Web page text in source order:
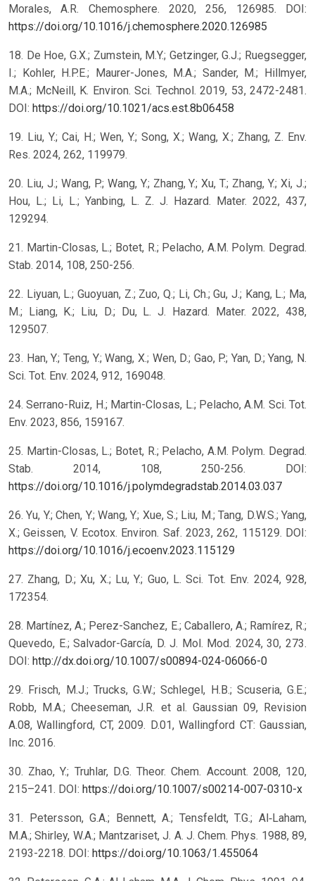
Morales, A.R. Chemosphere. 2020, 256, 126985. DOI:
https://doi.org/10.1016/j.chemosphere.2020.126985
18. De Hoe, G.X.; Zumstein, M.Y.; Getzinger, G.J.; Ruegsegger,
I.; Kohler, H.P.E.; Maurer-Jones, M.A.; Sander, M.; Hillmyer,
M.A.; McNeill, K. Environ. Sci. Technol. 2019, 53, 2472-2481.
DOI: https://doi.org/10.1021/acs.est.8b06458
19. Liu, Y.; Cai, H.; Wen, Y.; Song, X.; Wang, X.; Zhang, Z. Env.
Res. 2024, 262, 119979.
20. Liu, J.; Wang, P.; Wang, Y.; Zhang, Y.; Xu, T.; Zhang, Y.; Xi, J.;
Hou, L.; Li, L.; Yanbing, L. Z. J. Hazard. Mater. 2022, 437,
129294.
21. Martin-Closas, L.; Botet, R.; Pelacho, A.M. Polym. Degrad.
Stab. 2014, 108, 250-256.
22. Liyuan, L.; Guoyuan, Z.; Zuo, Q.; Li, Ch.; Gu, J.; Kang, L.; Ma,
M.; Liang, K.; Liu, D.; Du, L. J. Hazard. Mater. 2022, 438,
129507.
23. Han, Y.; Teng, Y.; Wang, X.; Wen, D.; Gao, P.; Yan, D.; Yang, N.
Sci. Tot. Env. 2024, 912, 169048.
24. Serrano-Ruiz, H.; Martin-Closas, L.; Pelacho, A.M. Sci. Tot.
Env. 2023, 856, 159167.
25. Martin-Closas, L.; Botet, R.; Pelacho, A.M. Polym. Degrad.
Stab. 2014, 108, 250-256. DOI:
https://doi.org/10.1016/j.polymdegradstab.2014.03.037
26. Yu, Y.; Chen, Y.; Wang, Y.; Xue, S.; Liu, M.; Tang, D.W.S.; Yang,
X.; Geissen, V. Ecotox. Environ. Saf. 2023, 262, 115129. DOI:
https://doi.org/10.1016/j.ecoenv.2023.115129
27. Zhang, D.; Xu, X.; Lu, Y.; Guo, L. Sci. Tot. Env. 2024, 928,
172354.
28. Martínez, A.; Perez-Sanchez, E.; Caballero, A.; Ramírez, R.;
Quevedo, E.; Salvador-García, D. J. Mol. Mod. 2024, 30, 273.
DOI: http://dx.doi.org/10.1007/s00894-024-06066-0
29. Frisch, M.J.; Trucks, G.W.; Schlegel, H.B.; Scuseria, G.E.;
Robb, M.A.; Cheeseman, J.R. et al. Gaussian 09, Revision
A.08, Wallingford, CT, 2009. D.01, Wallingford CT: Gaussian,
Inc. 2016.
30. Zhao, Y.; Truhlar, D.G. Theor. Chem. Account. 2008, 120,
215–241. DOI: https://doi.org/10.1007/s00214-007-0310-x
31. Petersson, G.A.; Bennett, A.; Tensfeldt, T.G.; Al‐Laham,
M.A.; Shirley, W.A.; Mantzariset, J. A. J. Chem. Phys. 1988, 89,
2193-2218. DOI: https://doi.org/10.1063/1.455064